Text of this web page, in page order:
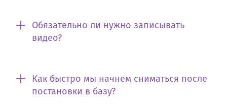
Обязательно ли нужно записывать
видео?
Как быстро мы начнем сниматься после
постановки в базу?